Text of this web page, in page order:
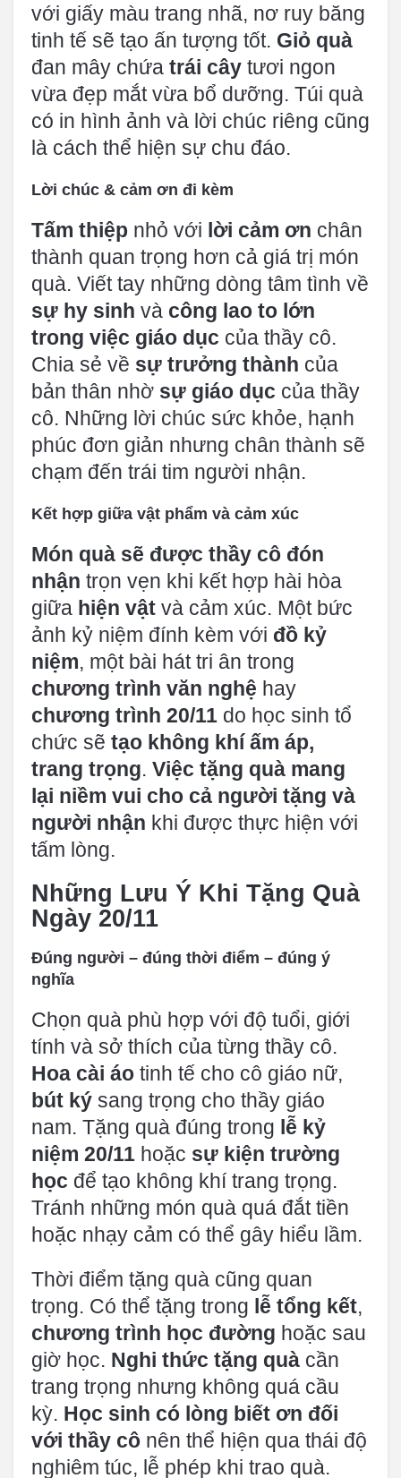
với giấy màu trang nhã, nơ ruy băng
tinh tế sẽ tạo ấn tượng tốt. Giỏ quà
đan mây chứa trái cây tươi ngon
vừa đẹp mắt vừa bổ dưỡng. Túi quà
có in hình ảnh và lời chúc riêng cũng
là cách thể hiện sự chu đáo.
Lời chúc & cảm ơn đi kèm
Tấm thiệp nhỏ với lời cảm ơn chân
thành quan trọng hơn cả giá trị món
quà. Viết tay những dòng tâm tình về
sự hy sinh và công lao to lớn
trong việc giáo dục của thầy cô.
Chia sẻ về sự trưởng thành của
bản thân nhờ sự giáo dục của thầy
cô. Những lời chúc sức khỏe, hạnh
phúc đơn giản nhưng chân thành sẽ
chạm đến trái tim người nhận.
Kết hợp giữa vật phẩm và cảm xúc
Món quà sẽ được thầy cô đón
nhận trọn vẹn khi kết hợp hài hòa
giữa hiện vật và cảm xúc. Một bức
ảnh kỷ niệm đính kèm với đồ kỷ
niệm, một bài hát tri ân trong
chương trình văn nghệ hay
chương trình 20/11 do học sinh tổ
chức sẽ tạo không khí ấm áp,
trang trọng. Việc tặng quà mang
lại niềm vui cho cả người tặng và
người nhận khi được thực hiện với
tấm lòng.
Những Lưu Ý Khi Tặng Quà
Ngày 20/11
Đúng người – đúng thời điểm – đúng ý
nghĩa
Chọn quà phù hợp với độ tuổi, giới
tính và sở thích của từng thầy cô.
Hoa cài áo tinh tế cho cô giáo nữ,
bút ký sang trọng cho thầy giáo
nam. Tặng quà đúng trong lễ kỷ
niệm 20/11 hoặc sự kiện trường
học để tạo không khí trang trọng.
Tránh những món quà quá đắt tiền
hoặc nhạy cảm có thể gây hiểu lầm.
Thời điểm tặng quà cũng quan
trọng. Có thể tặng trong lễ tổng kết,
chương trình học đường hoặc sau
giờ học. Nghi thức tặng quà cần
trang trọng nhưng không quá cầu
kỳ. Học sinh có lòng biết ơn đối
với thầy cô nên thể hiện qua thái độ
nghiêm túc, lễ phép khi trao quà.